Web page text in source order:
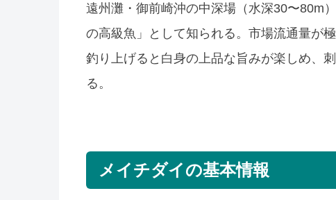
遠州灘・御前崎沖の中深場（水深30〜80m
の高級魚」として知られる。市場流通量が
釣り上げると白身の上品な旨みが楽しめ、
る。
メイチダイの基本情報